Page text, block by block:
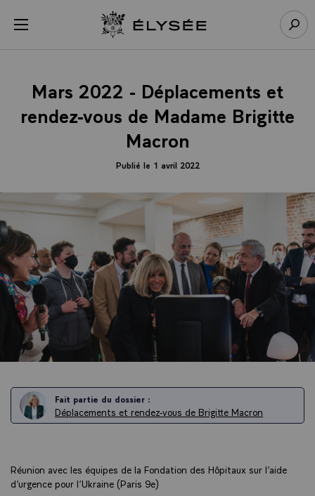
menu Retour à l’accueil Élysée
Mars 2022 - Déplacements et
rendez-vous de Madame Brigitte
Macron
Publié le 1 avril 2022
Fait partie du dossier :
Déplacements et rendez-vous de Brigitte Macron
Réunion avec les équipes de la Fondation des Hôpitaux sur l’aide
d’urgence pour l’Ukraine (Paris 9e)
Panneau de gestion des cookies